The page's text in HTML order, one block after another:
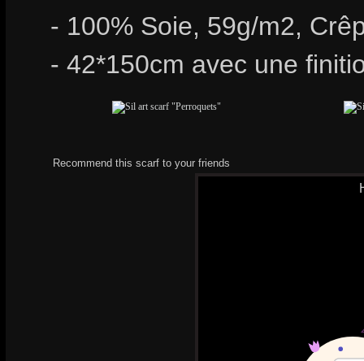
- 100% Soie, 59g/m2,
- 42*150cm avec une
Recommend this scarf to your friends